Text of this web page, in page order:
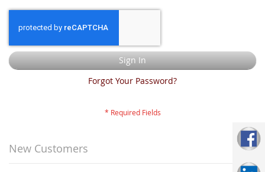
Sign In
Forgot Your Password?
New Customers